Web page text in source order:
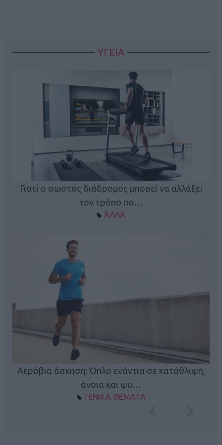
ΥΓΕΙΑ
Γιατί ο σωστός διάδρομος μπορεί να αλλάξει
τον τρόπο πο…
ΆΛΛΑ
Αερόβια άσκηση: Όπλο ενάντια σε κατάθλιψη,
άνοια και ψυ…
ΓΕΝΙΚΑ ΘΕΜΑΤΑ